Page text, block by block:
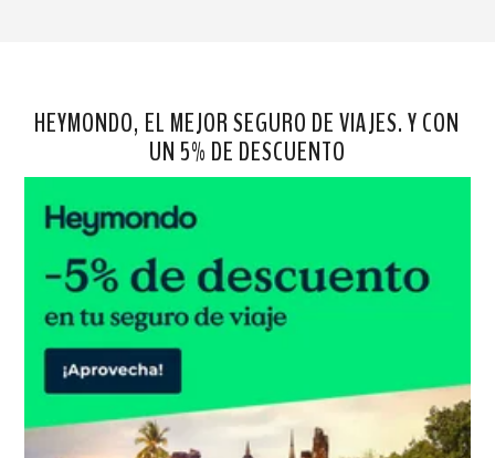
HEYMONDO, EL MEJOR SEGURO DE VIAJES. Y CON
UN 5% DE DESCUENTO